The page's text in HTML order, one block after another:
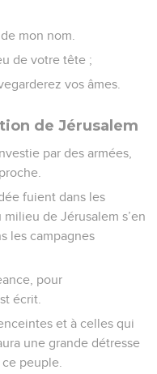
mon nom.
de votre tête ;
vos âmes.
de Jérusalem
par des armées,
fuient dans les
de Jérusalem s’en
les campagnes
pour
écrit.
et à celles qui
une grande détresse
peuple.